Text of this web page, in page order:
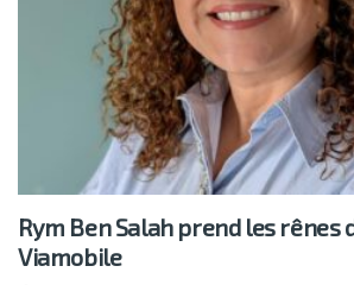
Rym Ben Salah prend les rênes
Viamobile